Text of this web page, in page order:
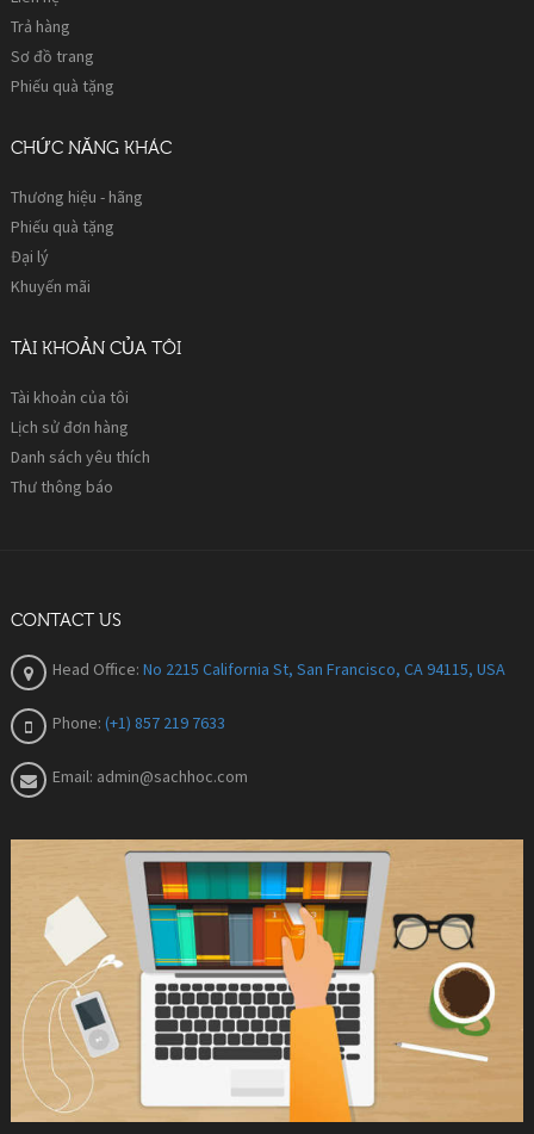
Trả hàng
Sơ đồ trang
Phiếu quà tặng
CHỨC NĂNG KHÁC
Thương hiệu - hãng
Phiếu quà tặng
Đại lý
Khuyến mãi
TÀI KHOẢN CỦA TÔI
Tài khoản của tôi
Lịch sử đơn hàng
Danh sách yêu thích
Thư thông báo
CONTACT US
Head Office: No 2215 California St, San Francisco, CA 94115, USA
Phone: (+1) 857 219 7633
Email: admin@sachhoc.com